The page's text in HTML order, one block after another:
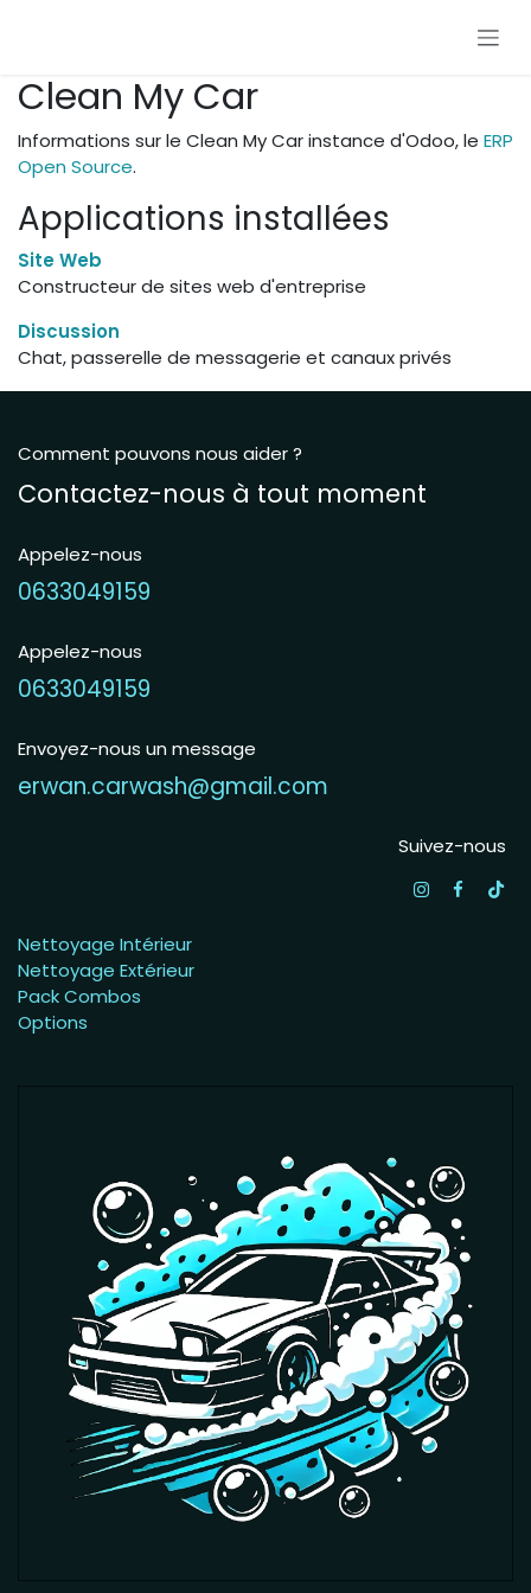
Clean My Car
Informations sur le Clean My Car instance d'Odoo, le ERP
Open Source.
Applications installées
Site Web
Constructeur de sites web d'entreprise
Discussion
Chat, passerelle de messagerie et canaux privés
Comment pouvons nous aider ?
Contactez-nous à tout moment
Appelez-nous
0633049159
Appelez-nous
0633049159
Envoyez-nous un message
erwan.carwash@gmail.com
Suivez-nous
Nettoyage Intérieur
Nettoyage Extérieur
Pack Combos
Options